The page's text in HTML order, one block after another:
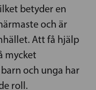
betyder en
och är
Att få hjälp
mycket
och unga har
roll.